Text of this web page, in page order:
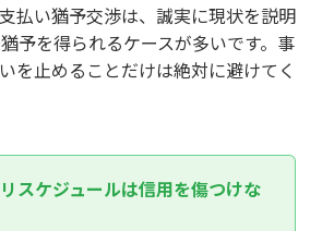
払い猶予交渉は、誠実に現状を説明
予を得られるケースが多いです。事
を止めることだけは絶対に避けてく
スケジュールは信用を傷つけな